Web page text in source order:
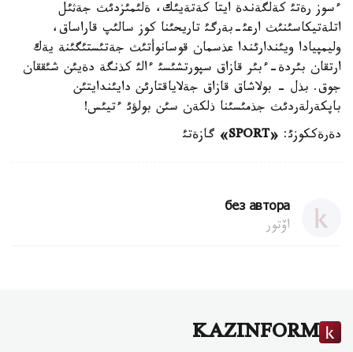
ءسوز رةتئ كةلگةندة ايتا كةتةيئك، ةلئمئزدئث جةثئل
اتلةتيكاسئنئث ارعئ-بةرگئ تاريحئنا كوز سالئپ قاراساق،
وليمپيادا ويئندارئندا عذسمان قوسانوأتئث جةتئستئگئنة يةك
ارتقان بئردة-ءبئر قازاق سپورتشئسئ ءالئ كذنگة دةيئن شئققان
جوق. بذل - بولاشاق قازاق جةلاياقتارئن دايئندايتئن
باپكةرلةردئث جذمئسئنا ذلكةن سئن بولؤئ ءتيئس!
دةرةككوزئ: «SPORT» گازةتئ
без автора
اۆتور
KAZINFORM